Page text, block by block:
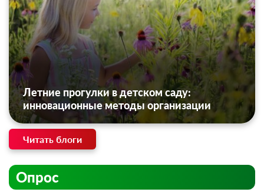
Летние прогулки в детском саду:
инновационные методы организации
Читать блоги
Опрос